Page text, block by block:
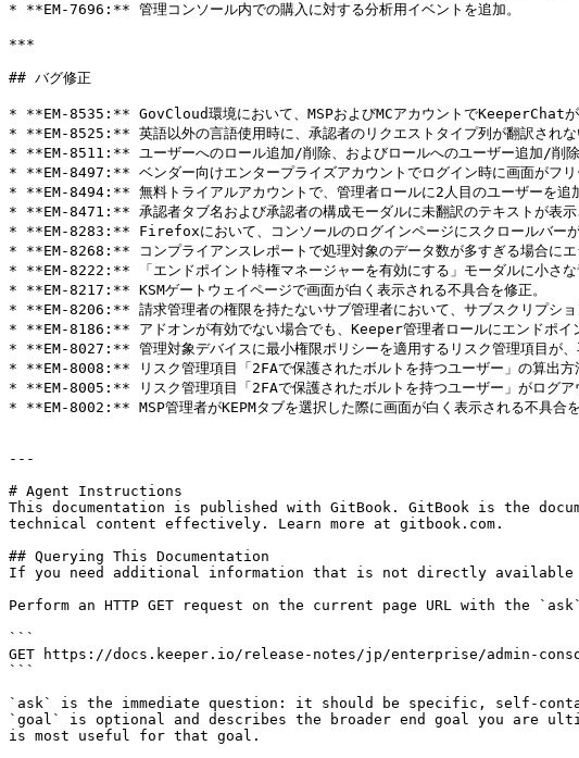
* **EM-7696:** 管理コンソール内での購入に対する分析用イベントを追加。
***
## バグ修正
* **EM-8535:** GovCloud環境において、MSPおよびMCアカウントでKeeperChatが
* **EM-8525:** 英語以外の言語使用時に、承認者のリクエストタイプ列が翻訳されな
* **EM-8511:** ユーザーへのロール追加/削除、およびロールへのユーザー追加/削除
* **EM-8497:** ベンダー向けエンタープライズアカウントでログイン時に画面がフリ
* **EM-8494:** 無料トライアルアカウントで、管理者ロールに2人目のユーザーを追加
* **EM-8471:** 承認者タブ名および承認者の構成モーダルに未翻訳のテキストが表示
* **EM-8283:** Firefoxにおいて、コンソールのログインページにスクロールバーが
* **EM-8268:** コンプライアンスレポートで処理対象のデータ数が多すぎる場合にエ
* **EM-8222:** 「エンドポイント特権マネージャーを有効にする」モーダルに小さな
* **EM-8217:** KSMゲートウェイページで画面が白く表示される不具合を修正。
* **EM-8206:** 請求管理者の権限を持たないサブ管理者において、サブスクリプショ
* **EM-8186:** アドオンが有効でない場合でも、Keeper管理者ロールにエンドポイン
* **EM-8027:** 管理対象デバイスに最小権限ポリシーを適用するリスク管理項目が、
* **EM-8008:** リスク管理項目「2FAで保護されたボルトを持つユーザー」の算出方
* **EM-8005:** リスク管理項目「2FAで保護されたボルトを持つユーザー」がログア
* **EM-8002:** MSP管理者がKEPMタブを選択した際に画面が白く表示される不具合を
---
# Agent Instructions
This documentation is published with GitBook. GitBook is the
technical content effectively. Learn more at gitbook.com.
## Querying This Documentation
If you need additional information that is not directly available
Perform an HTTP GET request on the current page URL with the
```
GET https://docs.keeper.io/release-notes/jp/enterprise/admin-
```
`ask` is the immediate question: it should be specific, self-
`goal` is optional and describes the broader end goal you are
is most useful for that goal.